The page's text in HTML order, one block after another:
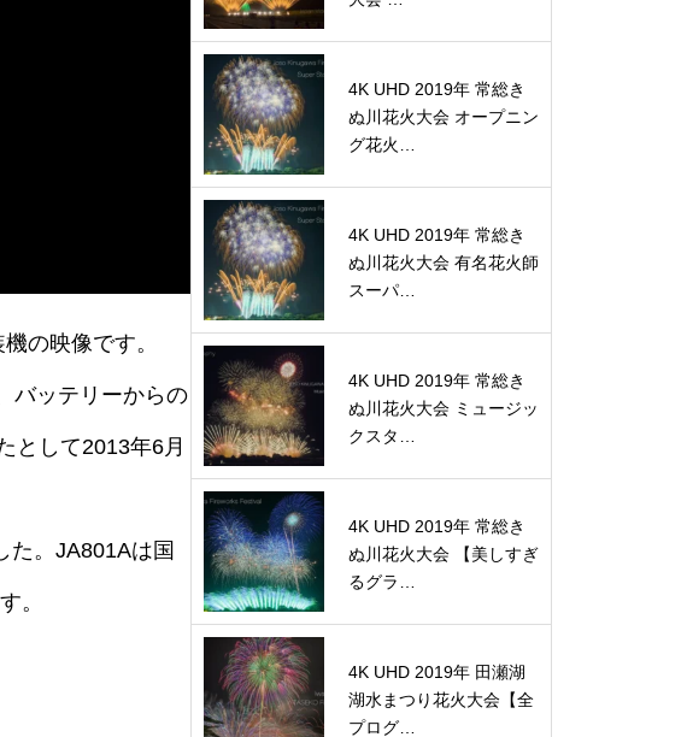
の映像です。
バッテリーからの
として2013年6月
た。JA801Aは国
。
4K UHD 2019年 常総き
ぬ川花火大会 オープニン
グ花火…
4K UHD 2019年 常総き
ぬ川花火大会 有名花火師
スーパ…
4K UHD 2019年 常総き
ぬ川花火大会 ミュージッ
クスタ…
4K UHD 2019年 常総き
ぬ川花火大会 【美しすぎ
るグラ…
4K UHD 2019年 田瀬湖
湖水まつり花火大会【全
プログ…